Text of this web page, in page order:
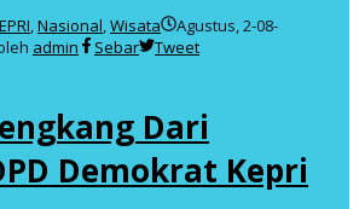
,Nasional,Wisata
Agustus, 2-08-
admin Sebar Tweet
Dari
Demokrat Kepri